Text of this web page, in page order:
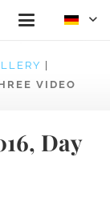
VIDEO
Day